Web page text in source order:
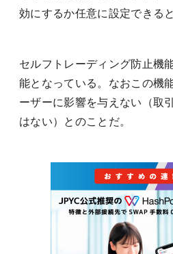
効にするか任意に設定できる
セルフトレーディング防止機
能となっている。なおこの機
ーザーに影響を与えない（取
はない）とのことだ。